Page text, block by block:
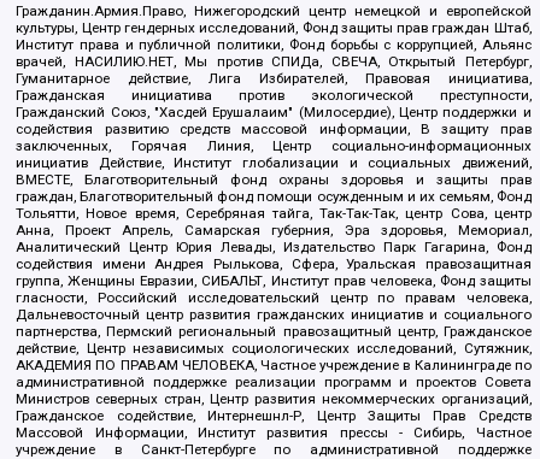
Гражданин.Армия.Право, Нижегородский центр немецкой и европейской
культуры, Центр гендерных исследований, Фонд защиты прав граждан Штаб,
Институт права и публичной политики, Фонд борьбы с коррупцией, Альянс
врачей, НАСИЛИЮ.НЕТ, Мы против СПИДа, СВЕЧА, Открытый Петербург,
Гуманитарное действие, Лига Избирателей, Правовая инициатива,
Гражданская инициатива против экологической преступности,
Гражданский Союз, "Хасдей Ерушалаим" (Милосердие), Центр поддержки и
содействия развитию средств массовой информации, В защиту прав
заключенных, Горячая Линия, Центр социально-информационных
инициатив Действие, Институт глобализации и социальных движений,
ВМЕСТЕ, Благотворительный фонд охраны здоровья и защиты прав
граждан, Благотворительный фонд помощи осужденным и их семьям, Фонд
Тольятти, Новое время, Серебряная тайга, Так-Так-Так, центр Сова, центр
Анна, Проект Апрель, Самарская губерния, Эра здоровья, Мемориал,
Аналитический Центр Юрия Левады, Издательство Парк Гагарина, Фонд
содействия имени Андрея Рылькова, Сфера, Уральская правозащитная
группа, Женщины Евразии, СИБАЛЬТ, Институт прав человека, Фонд защиты
гласности, Российский исследовательский центр по правам человека,
Дальневосточный центр развития гражданских инициатив и социального
партнерства, Пермский региональный правозащитный центр, Гражданское
действие, Центр независимых социологических исследований, Сутяжник,
АКАДЕМИЯ ПО ПРАВАМ ЧЕЛОВЕКА, Частное учреждение в Калининграде по
административной поддержке реализации программ и проектов Совета
Министров северных стран, Центр развития некоммерческих организаций,
Гражданское содействие, Интернешнл-Р, Центр Защиты Прав Средств
Массовой Информации, Институт развития прессы - Сибирь, Частное
учреждение в Санкт-Петербурге по административной поддержке